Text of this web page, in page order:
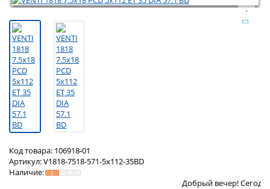
Код товара: 106918-01
Артикул:V1818-7518-571-5x112-35BD
Наличие:
Добрый вечер! СегодняЧетверг 6